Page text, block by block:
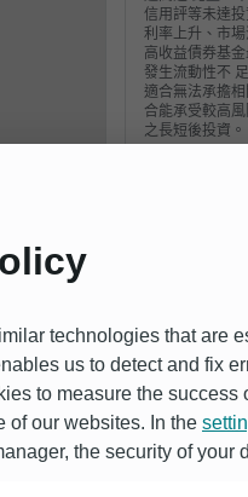
信用評等未達
利率上升、市
高收益債券基
發生流動性不
適合無法承擔
合能承受較高
之長短後投資。
金公開說明書
閱基金公開說
明書或投資人
人索取境內基
https://
及投資人須知
或請洽德銀遠
我同意*
technologies that are
us to detect and fix
to measure the
of our websites. In the
the security of